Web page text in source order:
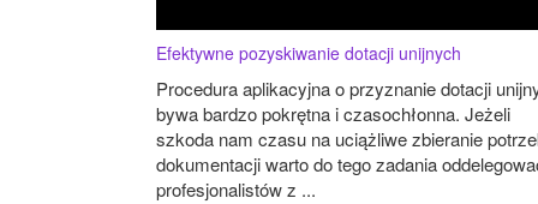
Efektywne pozyskiwanie dotacji unijnych
Procedura aplikacyjna o przyznanie dotacji
bywa bardzo pokrętna i czasochłonna. Jeżeli
szkoda nam czasu na uciążliwe zbieranie
dokumentacji warto do tego zadania
profesjonalistów z ...